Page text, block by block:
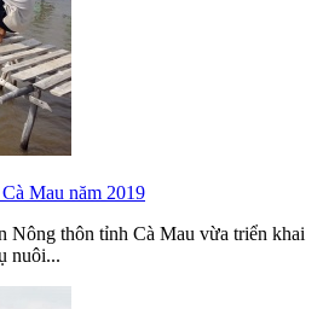
Mau năm 2019
Nông thôn tỉnh Cà Mau vừa triển khai
nuôi...